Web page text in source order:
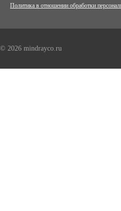
Политика в отношении обработки
© 2026 mindrayco.ru